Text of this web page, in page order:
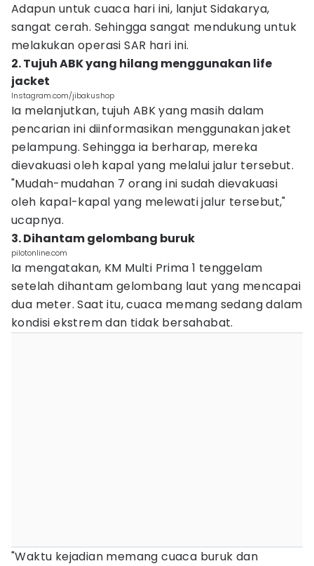
Adapun untuk cuaca hari ini, lanjut Sidakarya,
sangat cerah. Sehingga sangat mendukung untuk
melakukan operasi SAR hari ini.
2. Tujuh ABK yang hilang menggunakan life
jacket
Instagram.com/jibakushop
Ia melanjutkan, tujuh ABK yang masih dalam
pencarian ini diinformasikan menggunakan jaket
pelampung. Sehingga ia berharap, mereka
dievakuasi oleh kapal yang melalui jalur tersebut.
"Mudah-mudahan 7 orang ini sudah dievakuasi
oleh kapal-kapal yang melewati jalur tersebut,"
ucapnya.
3. Dihantam gelombang buruk
pilotonline.com
Ia mengatakan, KM Multi Prima 1 tenggelam
setelah dihantam gelombang laut yang mencapai
dua meter. Saat itu, cuaca memang sedang dalam
kondisi ekstrem dan tidak bersahabat.
"Waktu kejadian memang cuaca buruk dan